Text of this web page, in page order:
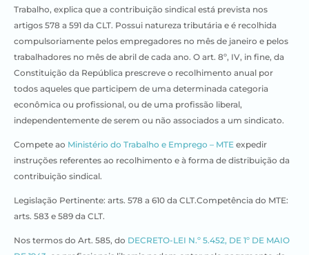
Trabalho, explica que a contribuição sindical está prevista nos
artigos 578 a 591 da CLT. Possui natureza tributária e é recolhida
compulsoriamente pelos empregadores no mês de janeiro e pelos
trabalhadores no mês de abril de cada ano. O art. 8º, IV, in fine, da
Constituição da República prescreve o recolhimento anual por
todos aqueles que participem de uma determinada categoria
econômica ou profissional, ou de uma profissão liberal,
independentemente de serem ou não associados a um sindicato.
Compete ao Ministério do Trabalho e Emprego – MTE expedir
instruções referentes ao recolhimento e à forma de distribuição da
contribuição sindical.
Legislação Pertinente: arts. 578 a 610 da CLT.Competência do MTE:
arts. 583 e 589 da CLT.
Nos termos do Art. 585, do DECRETO-LEI N.º 5.452, DE 1º DE MAIO